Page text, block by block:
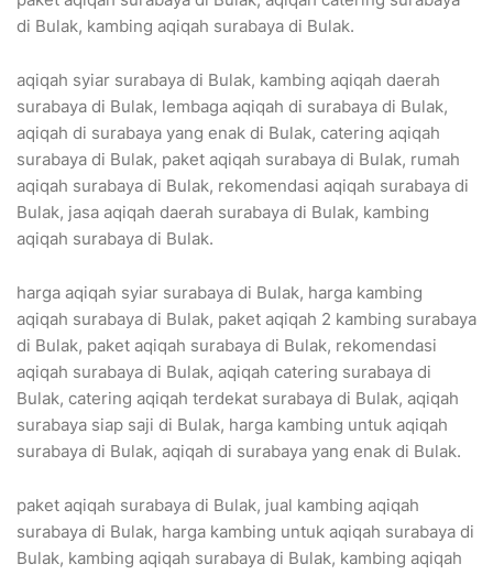
di Bulak, kambing aqiqah surabaya di Bulak.
aqiqah syiar surabaya di Bulak, kambing aqiqah daerah
surabaya di Bulak, lembaga aqiqah di surabaya di Bulak,
aqiqah di surabaya yang enak di Bulak, catering aqiqah
surabaya di Bulak, paket aqiqah surabaya di Bulak, rumah
aqiqah surabaya di Bulak, rekomendasi aqiqah surabaya di
Bulak, jasa aqiqah daerah surabaya di Bulak, kambing
aqiqah surabaya di Bulak.
harga aqiqah syiar surabaya di Bulak, harga kambing
aqiqah surabaya di Bulak, paket aqiqah 2 kambing surabaya
di Bulak, paket aqiqah surabaya di Bulak, rekomendasi
aqiqah surabaya di Bulak, aqiqah catering surabaya di
Bulak, catering aqiqah terdekat surabaya di Bulak, aqiqah
surabaya siap saji di Bulak, harga kambing untuk aqiqah
surabaya di Bulak, aqiqah di surabaya yang enak di Bulak.
paket aqiqah surabaya di Bulak, jual kambing aqiqah
surabaya di Bulak, harga kambing untuk aqiqah surabaya di
Bulak, kambing aqiqah surabaya di Bulak, kambing aqiqah